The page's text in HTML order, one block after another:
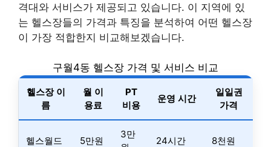
격대와 서비스가 제공되고 있습니다. 이 지역에 있
는 헬스장들의 가격과 특징을 분석하여 어떤 헬스장
이 가장 적합한지 비교해보겠습니다.
구월4동 헬스장 가격 및 서비스 비교
헬스장 이
름
월 이
용료
PT
비용
운영 시간
일일권
가격
헬스월드 5만원
3만
24시간 8천원